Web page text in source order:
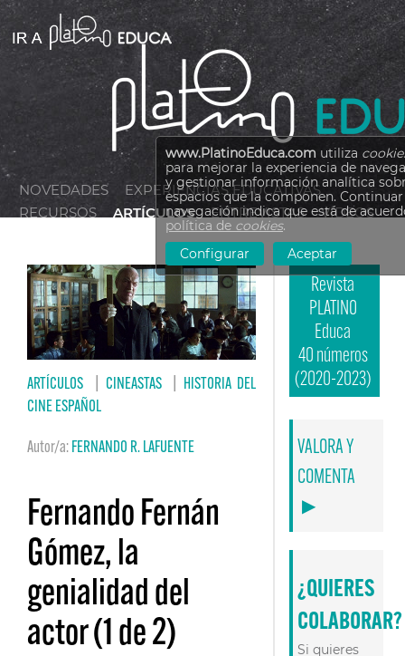
www.PlatinoEduca.com utiliza
para mejorar la experiencia de
y gestionar información analítica
espacios que la componen.
navegación indica que está de
política de cookies.
Configurar
Aceptar
NOVEDADES
EXPERIENCIAS EDUCATIVAS
RECURSOS
ARTÍCULOS ENTREVISTAS VÍDEOS
ARTÍCULOS CINEASTAS| HISTORIA DEL
CINE ESPAÑOL
Autor/a: FERNANDO R. LAFUENTE
Fernando Fernán
Gómez, la
genialidad del
actor (1 de 2)
Revista
PLATINO
Educa
40 números
(2020-2023)
VALORA Y
COMENTA
▶
¿QUIERES
COLABORAR?
Si quieres